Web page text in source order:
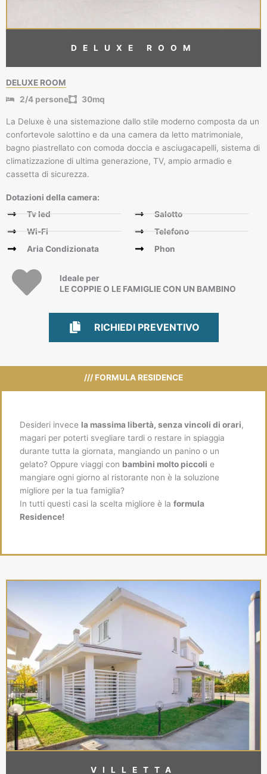
DELUXE ROOM
2/4 persone
30mq
La Deluxe è una sistemazione dallo stile moderno composta da un
confortevole salottino e da una camera da letto matrimoniale,
bagno piastrellato con comoda doccia e asciugacapelli, sistema di
climatizzazione di ultima generazione, TV, ampio armadio e
cassetta di sicurezza.
Dotazioni della camera:
Tv led
Wi-Fi
Aria Condizionata
Salotto
Telefono
Phon
DELUXE ROOM
RICHIEDI PREVENTIVO
Ideale per
LE COPPIE O LE FAMIGLIE CON UN BAMBINO
/// FORMULA RESIDENCE
Desideri invece la massima libertà, senza vincoli di orari,
magari per poterti svegliare tardi o restare in spiaggia
durante tutta la giornata, mangiando un panino o un
gelato? Oppure viaggi con bambini molto piccoli e
mangiare ogni giorno al ristorante non è la soluzione
migliore per la tua famiglia?
In tutti questi casi la scelta migliore è la formula
Residence!
VILLETTA